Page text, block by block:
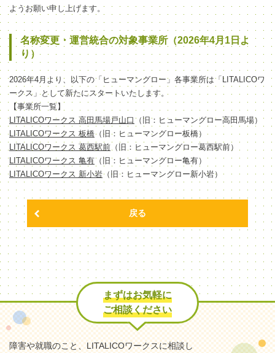
ようお願い申し上げます。
名称変更・運営統合の対象事業所（2026年4月1日よ
り）
2026年4月より、以下の「ヒューマングロー」各事業所は「LITALICOワ
ークス」として新たにスタートいたします。
【事業所一覧】
LITALICOワークス 高田馬場戸山口 （旧：ヒューマングロー高田馬場）
LITALICOワークス 板橋（旧：ヒューマングロー板橋）
LITALICOワークス 葛西駅前 （旧：ヒューマングロー葛西駅前）
LITALICOワークス 亀有（旧：ヒューマングロー亀有）
LITALICOワークス 新小岩（旧：ヒューマングロー新小岩）
戻る
まずはお気軽に
ご相談ください
障害や就職のこと、LITALICOワークスに相談し